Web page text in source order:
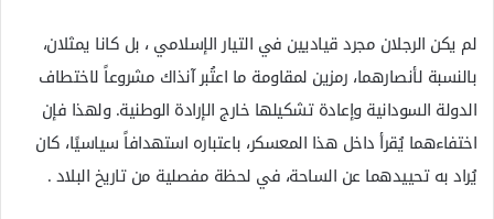
لم يكن الرجلان مجرد قياديين في التيار الإسلامي ، بل كانا يمثلان،
بالنسبة لأنصارهما، رمزين لمقاومة ما اعتُبر آنذاك مشروعاً لاختطاف
الدولة السودانية وإعادة تشكيلها خارج الإرادة الوطنية. ولهذا فإن
اختفاءهما يُقرأ داخل هذا المعسكر، باعتباره استهدافاً سياسيًا، كان
يُراد به تحييدهما عن الساحة، في لحظة مفصلية من تاريخ البلاد .